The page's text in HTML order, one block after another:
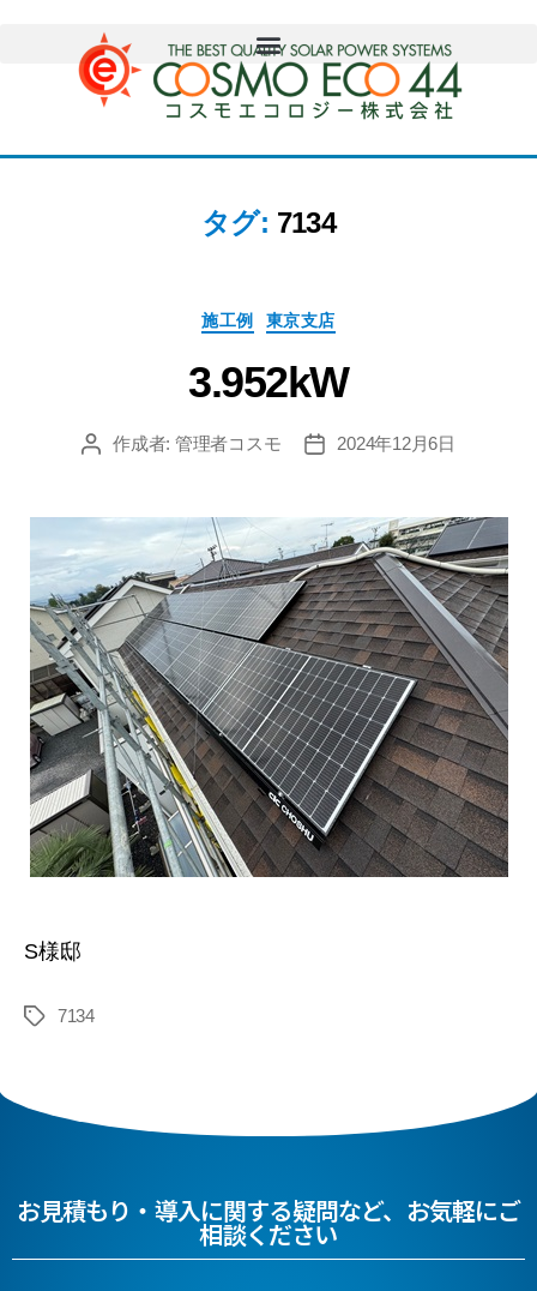
タグ: 7134
施工例 東京支店
3.952kW
作成者: 管理者コスモ 2024年12月6日
S様邸
7134
お見積もり・導入に関する疑問など、お気軽にご
相談ください